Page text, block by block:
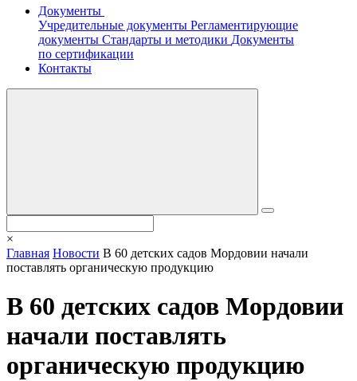
Документы
Учредительные документы Регламентирующие
документы Стандарты и методики Документы
по сертификации
Контакты
×
Главная Новости В 60 детских садов Мордовии начали
поставлять органическую продукцию
В 60 детских садов Мордовии
начали поставлять
органическую продукцию